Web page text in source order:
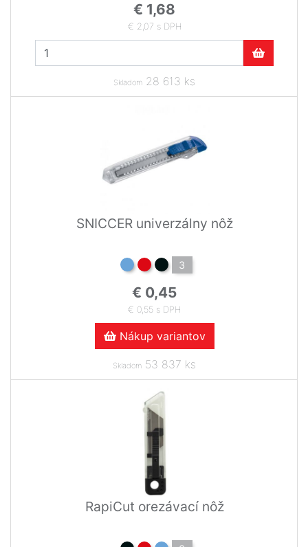
€ 1,68
€ 2,07 s DPH
Skladom 28 613 ks
SNICCER univerzálny nôž
3
€ 0,45
€ 0,55 s DPH
Nákup variantov
Skladom 53 837 ks
RapiCut orezávací nôž